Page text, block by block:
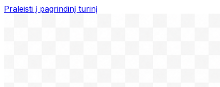
Praleisti į pagrindinį turinį